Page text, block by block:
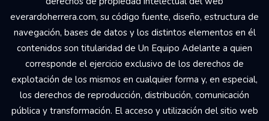
everardoherrera.com, su código fuente, diseño, estructura de
navegación, bases de datos y los distintos elementos en él
contenidos son titularidad de Un Equipo Adelante a quien
corresponde el ejercicio exclusivo de los derechos de
explotación de los mismos en cualquier forma y, en especial,
los derechos de reproducción, distribución, comunicación
pública y transformación. El acceso y utilización del sitio web